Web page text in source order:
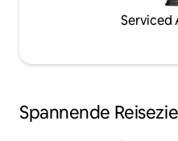
Serviced
Spannende